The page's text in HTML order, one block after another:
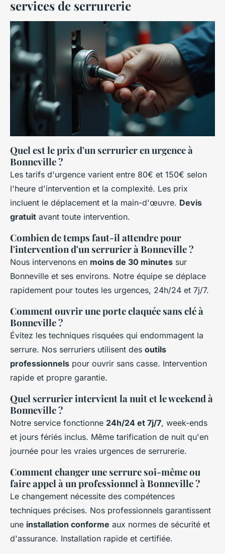
services de serrurerie
Quel est le prix d'un serrurier en urgence à
Bonneville ?
Les tarifs d'urgence varient entre 80€ et 150€ selon
l'heure d'intervention et la complexité. Les prix
incluent le déplacement et la main-d'œuvre. Devis
gratuit avant toute intervention.
Combien de temps faut-il attendre pour
l'intervention d'un serrurier à Bonneville ?
Nous intervenons en moins de 30 minutes sur
Bonneville et ses environs. Notre équipe se déplace
rapidement pour toutes les urgences, 24h/24 et 7j/7.
Comment ouvrir une porte claquée sans clé à
Bonneville ?
Évitez les techniques risquées qui endommagent la
serrure. Nos serruriers utilisent des outils
professionnels pour ouvrir sans casse. Intervention
rapide et propre garantie.
Quel serrurier intervient la nuit et le weekend à
Bonneville ?
Notre service fonctionne 24h/24 et 7j/7, week-ends
et jours fériés inclus. Même tarification de nuit qu'en
journée pour les vraies urgences de serrurerie.
Comment changer une serrure soi-même ou
faire appel à un professionnel à Bonneville ?
Le changement nécessite des compétences
techniques précises. Nos professionnels garantissent
une installation conforme aux normes de sécurité et
d'assurance. Installation rapide et certifiée.